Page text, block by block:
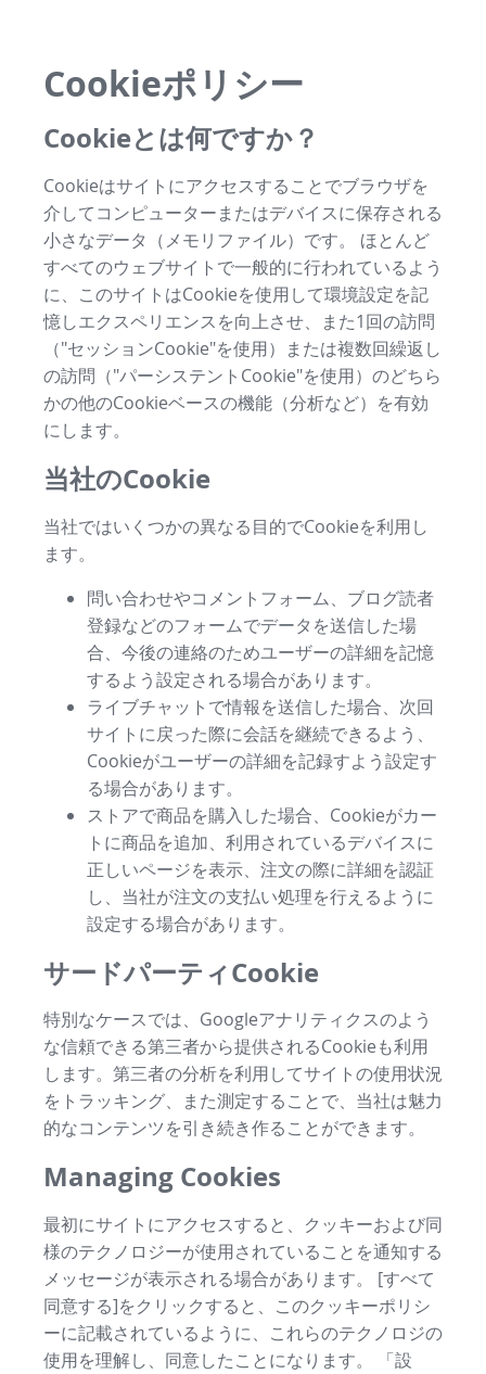
Cookieポリシー
Cookieとは何ですか？
Cookieはサイトにアクセスすることでブラウザを
介してコンピューターまたはデバイスに保存される
小さなデータ（メモリファイル）です。 ほとんど
すべてのウェブサイトで一般的に行われているよう
に、このサイトはCookieを使用して環境設定を記
憶しエクスペリエンスを向上させ、また1回の訪問
（"セッションCookie"を使用）または複数回繰返し
の訪問（"パーシステントCookie"を使用）のどちら
かの他のCookieベースの機能（分析など）を有効
にします。
当社のCookie
当社ではいくつかの異なる目的でCookieを利用し
ます。
問い合わせやコメントフォーム、ブログ読者
登録などのフォームでデータを送信した場
合、今後の連絡のためユーザーの詳細を記憶
するよう設定される場合があります。
ライブチャットで情報を送信した場合、次回
サイトに戻った際に会話を継続できるよう、
Cookieがユーザーの詳細を記録すよう設定す
る場合があります。
ストアで商品を購入した場合、Cookieがカー
トに商品を追加、利用されているデバイスに
正しいページを表示、注文の際に詳細を認証
し、当社が注文の支払い処理を行えるように
設定する場合があります。
サードパーティCookie
特別なケースでは、Googleアナリティクスのよう
な信頼できる第三者から提供されるCookieも利用
します。第三者の分析を利用してサイトの使用状況
をトラッキング、また測定することで、当社は魅力
的なコンテンツを引き続き作ることができます。
Managing Cookies
最初にサイトにアクセスすると、クッキーおよび同
様のテクノロジーが使用されていることを通知する
メッセージが表示される場合があります。 [すべて
同意する]をクリックすると、このクッキーポリシ
ーに記載されているように、これらのテクノロジの
使用を理解し、同意したことになります。 「設